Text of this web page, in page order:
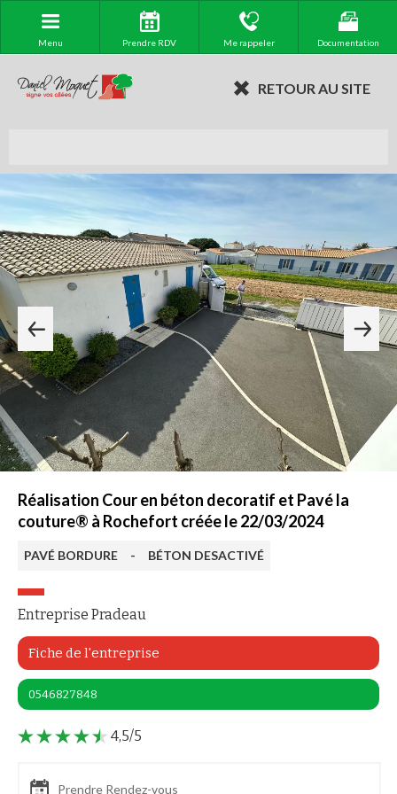
Menu Prendre RDV Me rappeler Documentation
RETOUR AU SITE
Réalisation Cour en béton decoratif et Pavé la
couture® à Rochefort créée le 22/03/2024
PAVÉ BORDURE - BÉTON DESACTIVÉ
Entreprise Pradeau
Fiche de l'entreprise
0546827848
4,5/5
Prendre Rendez-vous